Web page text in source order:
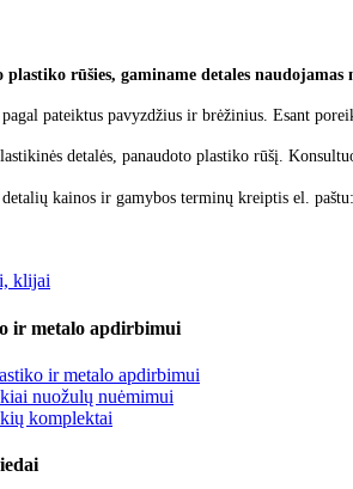
rūšies, gaminame detales
pagal pateiktus pavyzdžius ir brėžinius. Esant
detalės, panaudoto plastiko rūšį.
kainos ir gamybos terminų kreiptis el. paštu:
klijai
ir metalo apdirbimui
ir metalo apdirbimui
nuožulų nuėmimui
komplektai